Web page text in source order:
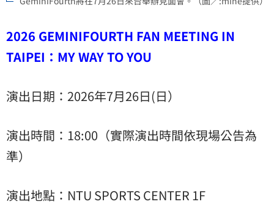
2026 GEMINIFOURTH FAN MEETING IN
TAIPEI：MY WAY TO YOU
演出日期：2026年7月26日(日）
演出時間：18:00（實際演出時間依現場公告為
準）
演出地點：NTU SPORTS CENTER 1F